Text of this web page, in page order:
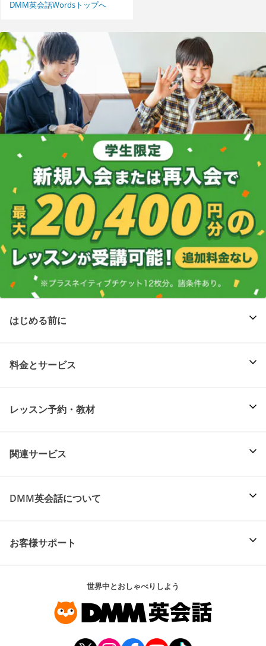
DMM英会話Wordsトップへ
はじめる前に
料金とサービス
レッスン予約・教材
関連サービス
DMM英会話について
お客様サポート
世界中とおしゃべりしよう